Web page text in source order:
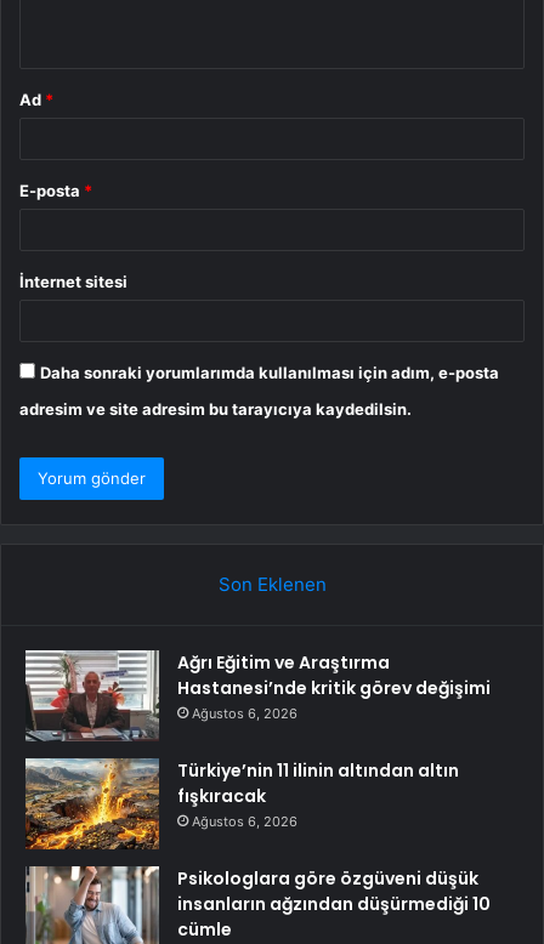
Ad *
E-posta *
İnternet sitesi
Daha sonraki yorumlarımda kullanılması için adım, e-posta
adresim ve site adresim bu tarayıcıya kaydedilsin.
Son Eklenen
Ağrı Eğitim ve Araştırma
Hastanesi’nde kritik görev değişimi
Ağustos 6, 2026
Türkiye’nin 11 ilinin altından altın
fışkıracak
Ağustos 6, 2026
Psikologlara göre özgüveni düşük
insanların ağzından düşürmediği 10
cümle